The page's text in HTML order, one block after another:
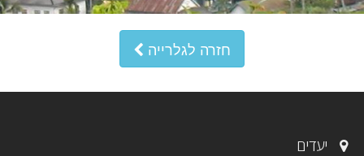
חזרה לגלרייה
יעדים